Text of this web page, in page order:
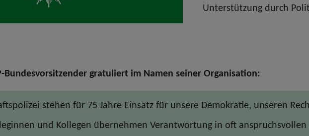
Unterstützung durch
Bundesvorsitzender gratuliert im Namen seiner Organisation:
stehen für 75 Jahre Einsatz für unsere Demokratie, unseren
und Kollegen übernehmen Verantwortung in oft